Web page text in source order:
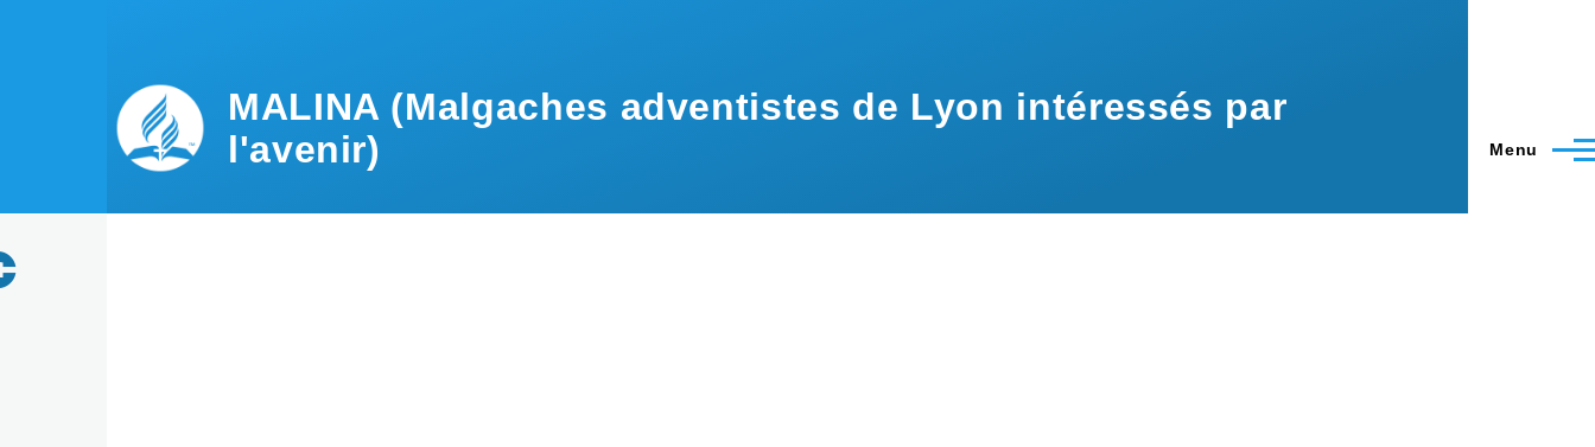
MALINA (Malgaches adventistes de Lyon intéressés par
l'avenir)
Menu